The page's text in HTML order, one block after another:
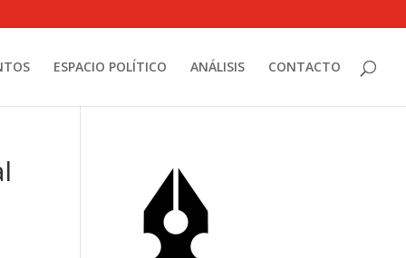
ESPACIO POLÍTICO ANÁLISIS CONTACTO